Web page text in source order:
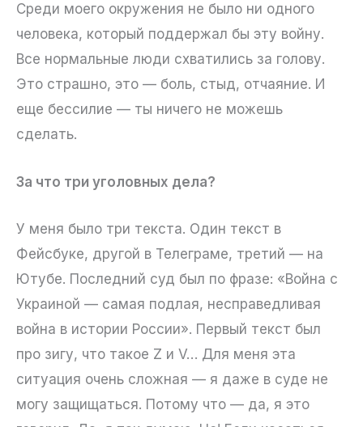
Среди моего окружения не было ни одного
человека, который поддержал бы эту войну.
Все нормальные люди схватились за голову.
Это страшно, это — боль, стыд, отчаяние. И
еще бессилие — ты ничего не можешь
сделать.
За что три уголовных дела?
У меня было три текста. Один текст в
Фейсбуке, другой в Телеграме, третий — на
Ютубе. Последний суд был по фразе: «Война с
Украиной — самая подлая, несправедливая
война в истории России». Первый текст был
про зигу, что такое Z и V… Для меня эта
ситуация очень сложная — я даже в суде не
могу защищаться. Потому что — да, я это